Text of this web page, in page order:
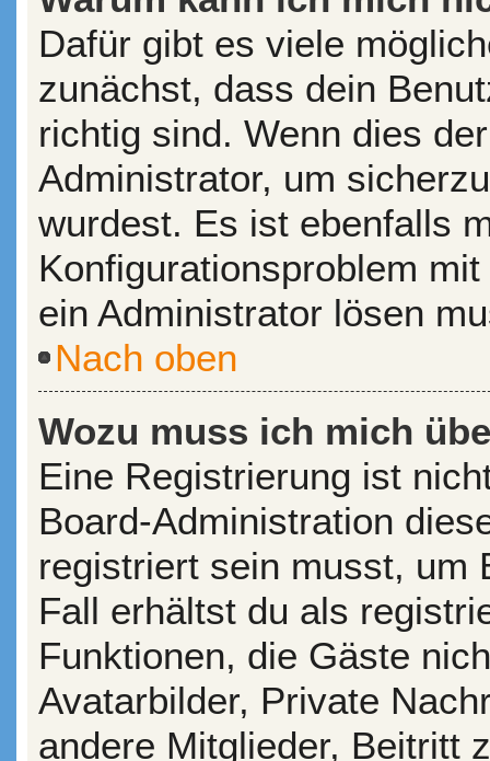
Dafür gibt es viele
zunächst, dass dein
richtig sind. Wenn dies
Administrator, um
wurdest. Es ist ebenfalls
Konfigurationsproblem
ein Administrator lösen
Nach oben
Wozu muss ich mich
Eine Registrierung ist
Board-Administration
registriert sein musst, um
Fall erhältst du als
Funktionen, die Gäste
Avatarbilder, Private
andere Mitglieder, Beitritt